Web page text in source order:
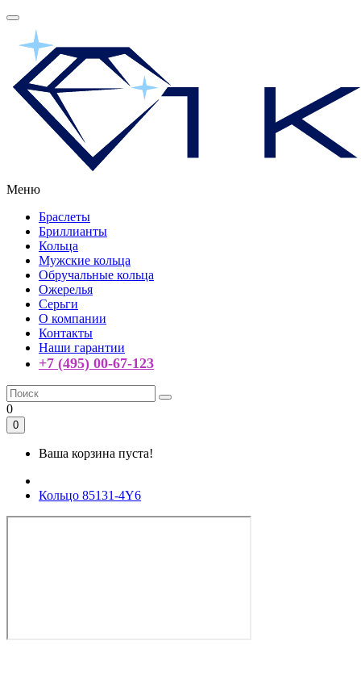
Меню
Браслеты
Бриллианты
Кольца
Мужские кольца
Обручальные кольца
Ожерелья
Серьги
О компании
Контакты
Наши гарантии
+7 (495) 00-67-123
0
0
Ваша корзина пуста!
Кольцо 85131-4Y6